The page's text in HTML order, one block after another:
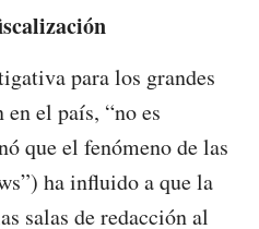
para los grandes
el país, “no es
que el fenómeno de las
ha influido a que la
salas de redacción al